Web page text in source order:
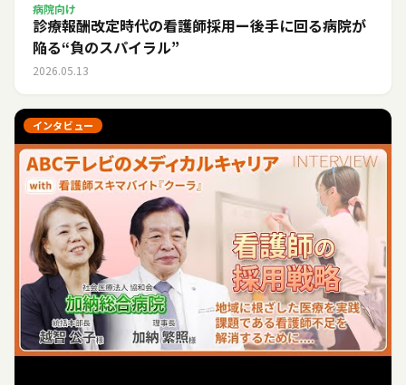
病院向け
診療報酬改定時代の看護師採用ー後手に回る病院が
陥る“負のスパイラル”
2026.05.13
インタビュー